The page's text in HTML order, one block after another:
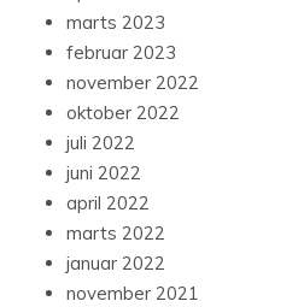
marts 2023
februar 2023
november 2022
oktober 2022
juli 2022
juni 2022
april 2022
marts 2022
januar 2022
november 2021